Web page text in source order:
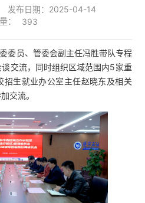
发布日期：2025-04-14
：
393
委员、管委会副主任冯胜带队专程
交流，同时组织区域范围内5家重
招生就业办公室主任赵晓东及相关
交流。